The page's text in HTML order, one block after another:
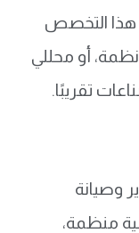
هذا التخصص
أو محللي
تقريبًا.
وصيانة
منظمة،